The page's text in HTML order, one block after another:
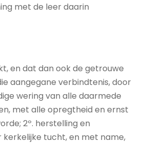
met de leer daarin
en dat dan ook de getrouwe
aangegane verbindtenis, door
wering van alle daarmede
met alle opregtheid en ernst
2º. herstelling en
tucht, en met name,